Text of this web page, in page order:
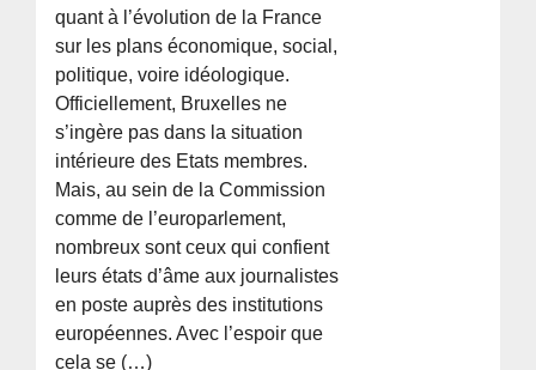
quant à l’évolution de la France
sur les plans économique, social,
politique, voire idéologique.
Officiellement, Bruxelles ne
s’ingère pas dans la situation
intérieure des Etats membres.
Mais, au sein de la Commission
comme de l’europarlement,
nombreux sont ceux qui confient
leurs états d’âme aux journalistes
en poste auprès des institutions
européennes. Avec l’espoir que
cela se (…)